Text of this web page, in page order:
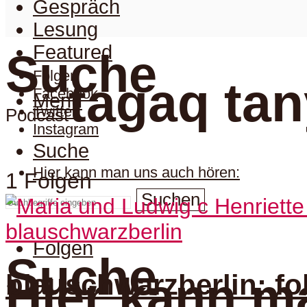
Folgen
Facebook
Twitter
Instagram
Hier kann man uns auch hören:
Suche
Suchen
Folgen
Gespräch
Lesung
Featured
Menu
Suche
Suche
Podcasttagaq
1 Folgen
blauschwarzberlin
blauschwarzberlin: